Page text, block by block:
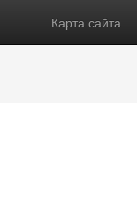
Карта сайта